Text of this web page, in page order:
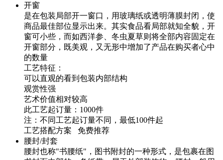
开窗
是在包装局部开一窗口，用玻璃纸或透明薄膜封闭，使
商品最佳部位显示出来。其实食品看局部就知全貌，开
窗可小些，而如西洋参、冬虫夏草则将全部内容固定在
开窗部分，既美观，又无形中增加了产品在购买者心中
的数量
工艺特征：
可以直观的看到包装内部结构
观赏性强
艺术价值相对较高
此工艺起订量：1000件
注：不同工艺起订量不同，最低100件起
工艺搭配方案 免费推荐
腰封/封套
腰封也称"书腰纸"，图书附封的一种形式，是包裹在图